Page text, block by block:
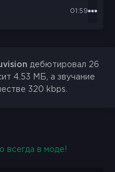
01:59
дебютировал 26
4.53 МБ, а звучание
320 kbps.
всегда в моде!